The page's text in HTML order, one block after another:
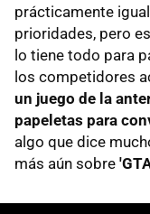
prácticamente
prioridades, pero
lo tiene todo para
los competidores
un juego de la
papeletas para
algo que dice
más aún sobre